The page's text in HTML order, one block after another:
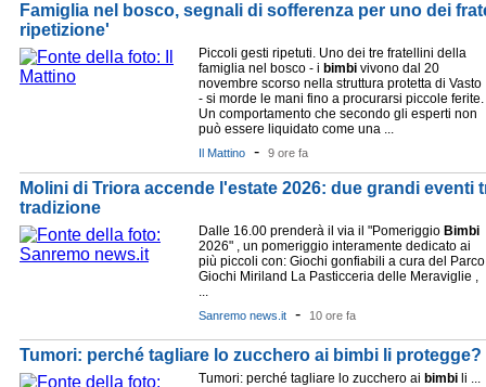
Famiglia nel bosco, segnali di sofferenza per uno dei
ripetizione'
Piccoli gesti ripetuti. Uno dei tre fratellini della
famiglia nel bosco - i bimbi vivono dal 20
novembre scorso nella struttura protetta di Vasto
- si morde le mani fino a procurarsi piccole ferite.
Un comportamento che secondo gli esperti non
può essere liquidato come una ...
Il Mattino - 9 ore fa
Molini di Triora accende l'estate 2026: due grandi eventi
tradizione
Dalle 16.00 prenderà il via il "Pomeriggio Bimbi
2026" , un pomeriggio interamente dedicato ai
più piccoli con: Giochi gonfiabili a cura del Parco
Giochi Miriland La Pasticceria delle Meraviglie ,
...
Sanremo news.it - 10 ore fa
Tumori: perché tagliare lo zucchero ai bimbi li protegge?
Tumori: perché tagliare lo zucchero ai bimbi li ...